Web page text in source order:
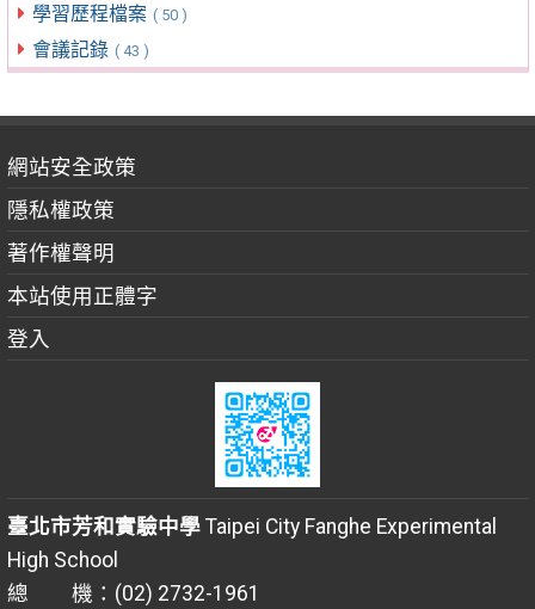
學習歷程檔案 ( 50 )
會議記錄 ( 43 )
網站安全政策
隱私權政策
著作權聲明
本站使用正體字
登入
臺北市芳和實驗中學Taipei City Fanghe Experimental
High School
總 機：(02) 2732-1961